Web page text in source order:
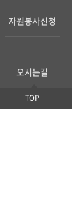
자원봉사신청
오시는길
TOP